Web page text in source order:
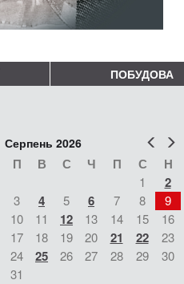
ПОБУДОВА
Попер
Серпень 2026
П В С Ч П С Н
1 2
3 4 5 6 7 8
9
10
11 12 13 14 15
16
17
18 19 20 21 22
23
24
25 26 27 28 29
30
31